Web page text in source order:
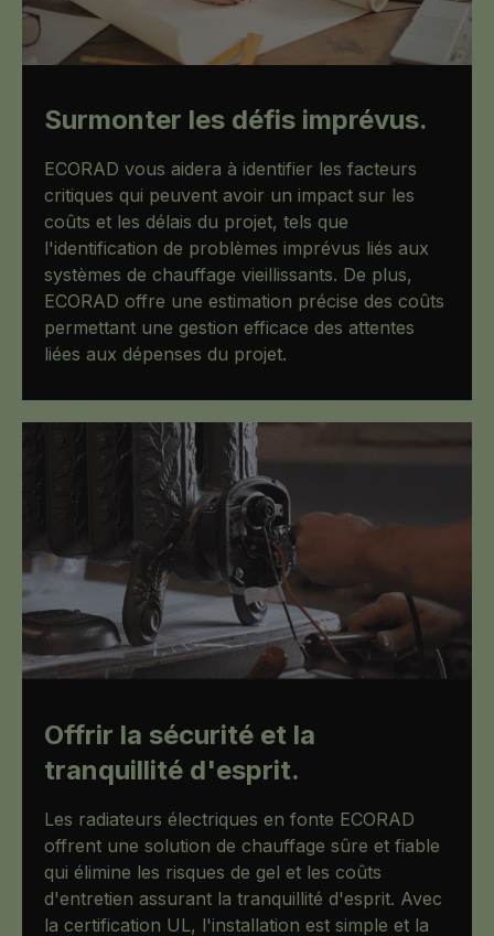
Surmonter les défis imprévus.
ECORAD vous aidera à identifier les facteurs
critiques qui peuvent avoir un impact sur les
coûts et les délais du projet, tels que
l'identification de problèmes imprévus liés aux
systèmes de chauffage vieillissants. De plus,
ECORAD offre une estimation précise des coûts
permettant une gestion efficace des attentes
liées aux dépenses du projet.
Offrir la sécurité et la
tranquillité d'esprit.
Les radiateurs électriques en fonte ECORAD
offrent une solution de chauffage sûre et fiable
qui élimine les risques de gel et les coûts
d'entretien assurant la tranquillité d'esprit. Avec
la certification UL, l'installation est simple et la